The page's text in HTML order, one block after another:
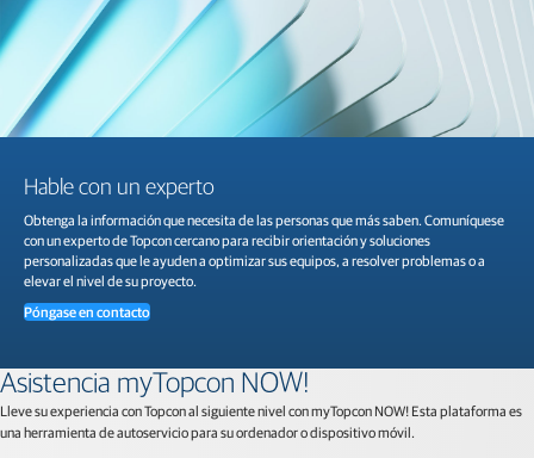
Hable con un experto
Obtenga la información que necesita de las personas que más saben. Comuníquese
con un experto de Topcon cercano para recibir orientación y soluciones
personalizadas que le ayuden a optimizar sus equipos, a resolver problemas o a
elevar el nivel de su proyecto.
Póngase en contacto
Asistencia myTopcon NOW!
Lleve su experiencia con Topcon al siguiente nivel con myTopcon NOW! Esta plataforma es
una herramienta de autoservicio para su ordenador o dispositivo móvil.